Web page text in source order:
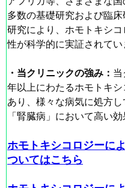
多数の基礎研究および臨
研究により、ホモトキシ
性が科学的に実証されてい
・当クリニックの強み： 当
年以上にわたるホモトキ
あり、様々な病気に処方
「腎臓病」において高い
ホモトキシコロジーに
ついてはこちら